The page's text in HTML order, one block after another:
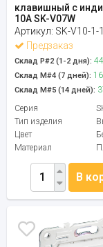
клавишный с
10А SK-V07W
Артикул: SK-V10-1-
Предзаказ
Склад Р#2 (1-2 дня): 44
Склад М#4 (7 дней):
Склад М#5 (14 дней):
Серия
Тип изделия
Цвет
Материал
В